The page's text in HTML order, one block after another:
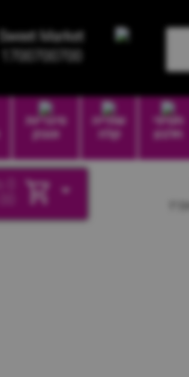
Sweet Market
1700700700
חטיפי
חלבון
שתייה
קלה
סיגריות
וטבק